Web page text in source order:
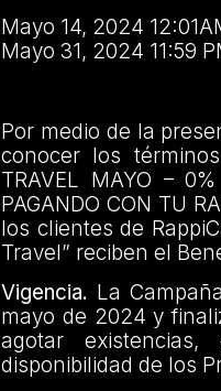
Mayo 14, 2024
Mayo 31, 2024 11:59
Por medio de la
conocer los
TRAVEL MAYO –
PAGANDO CON TU
los clientes de
Travel” reciben el
Vigencia. La
mayo de 2024 y
agotar
disponibilidad de los